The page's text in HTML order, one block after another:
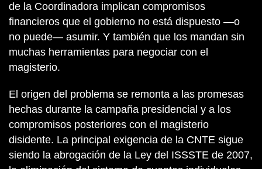
de la Coordinadora implican compromisos
financieros que el gobierno no está dispuesto —o
no puede— asumir. Y también que los mandan sin
muchas herramientas para negociar con el
magisterio.
El origen del problema se remonta a las promesas
hechas durante la campaña presidencial y a los
compromisos posteriores con el magisterio
disidente. La principal exigencia de la CNTE sigue
siendo la abrogación de la Ley del ISSSTE de 2007,